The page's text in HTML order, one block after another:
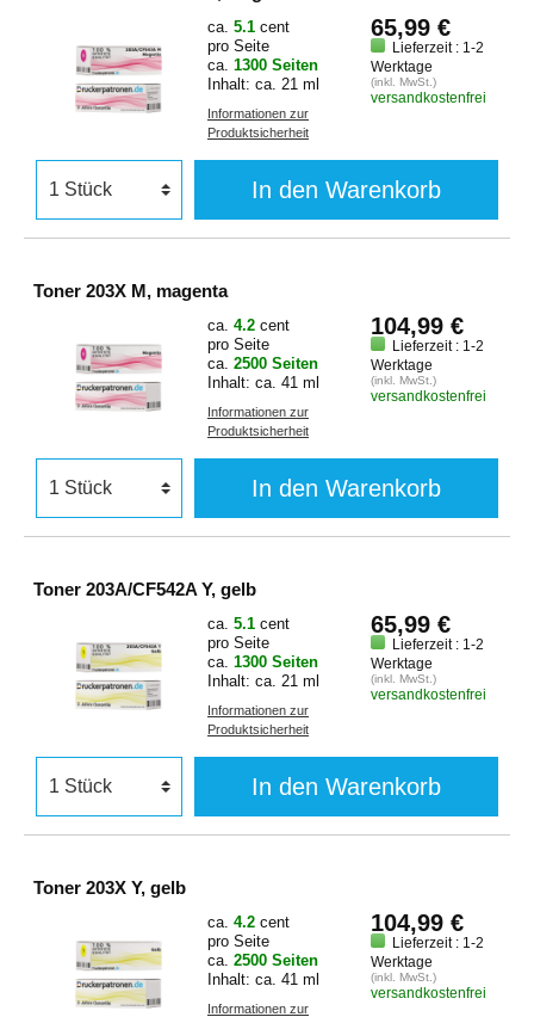
ca. 5.1 cent
pro Seite
ca. 1300 Seiten
Inhalt: ca. 21 ml
Informationen zur
Produktsicherheit
65,99 €
Lieferzeit : 1-2
Werktage
(inkl. MwSt.)
versandkostenfrei
In den Warenkorb
Toner 203X M, magenta
ca. 4.2 cent
pro Seite
ca. 2500 Seiten
Inhalt: ca. 41 ml
Informationen zur
Produktsicherheit
104,99 €
Lieferzeit : 1-2
Werktage
(inkl. MwSt.)
versandkostenfrei
In den Warenkorb
Toner 203A/CF542A Y, gelb
ca. 5.1 cent
pro Seite
ca. 1300 Seiten
Inhalt: ca. 21 ml
Informationen zur
Produktsicherheit
65,99 €
Lieferzeit : 1-2
Werktage
(inkl. MwSt.)
versandkostenfrei
In den Warenkorb
Toner 203X Y, gelb
ca. 4.2 cent
pro Seite
ca. 2500 Seiten
Inhalt: ca. 41 ml
Informationen zur
104,99 €
Lieferzeit : 1-2
Werktage
(inkl. MwSt.)
versandkostenfrei